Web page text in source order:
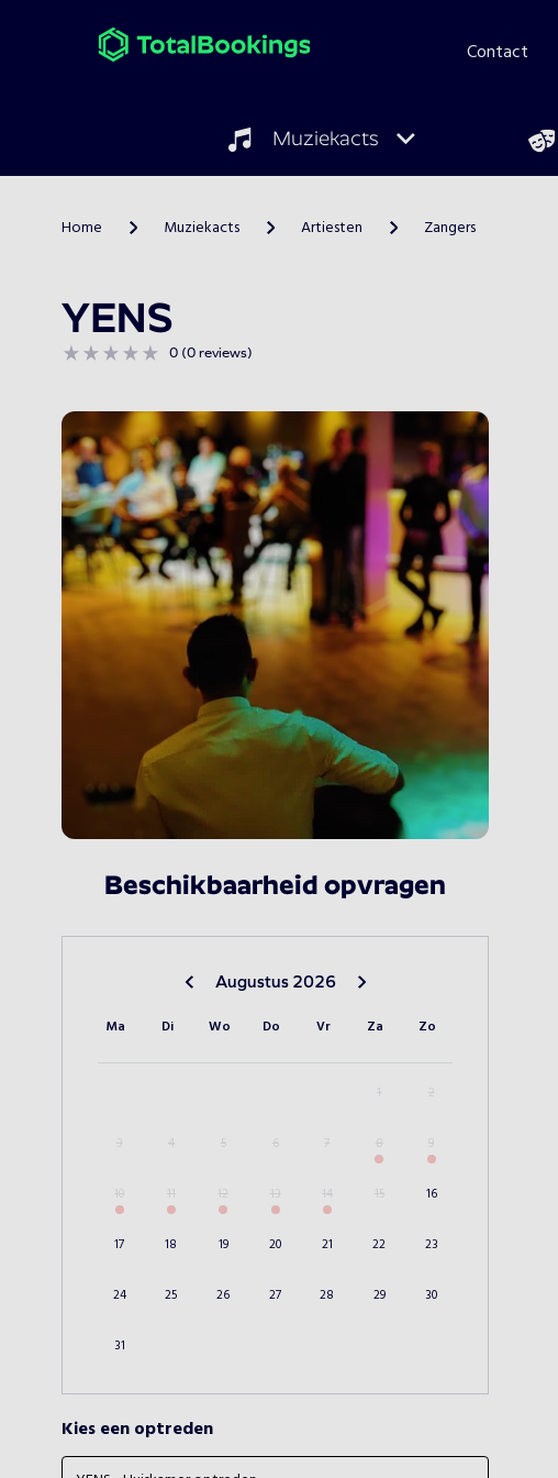
Contact
Muziekacts
Home > Muziekacts > Artiesten > Zangers
YENS
0 (0 reviews)
Beschikbaarheid opvragen
Vorige maand
Augustus 2026
Ma Di Wo Do Vr Za Zo
1 2
3 4 5 6 7 8 9
10 11 12 13 14 15 16
17 18 19 20 21 22 23
24 25 26 27 28 29 30
31
Kies een optreden